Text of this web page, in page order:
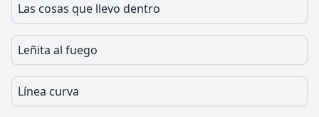
Las cosas que llevo dentro
Leñita al fuego
Línea curva